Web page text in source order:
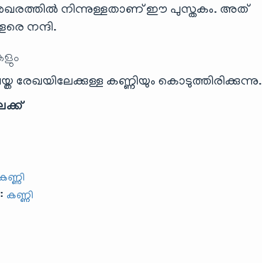
നിന്നുള്ളതാണ് ഈ പുസ്തകം. അത്
നന്ദി.
രേഖയിലേക്കുള്ള കണ്ണിയും കൊടുത്തിരിക്കുന്നു.
കണ്ണി